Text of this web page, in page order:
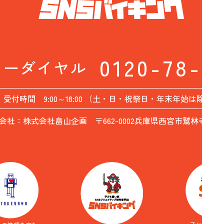
ダイヤル 0120-
受付時間 9:00～18:00 （土・日・祝祭日・年末年始は除
社：株式会社畠山企画 〒662-0002兵庫県西宮市鷲林